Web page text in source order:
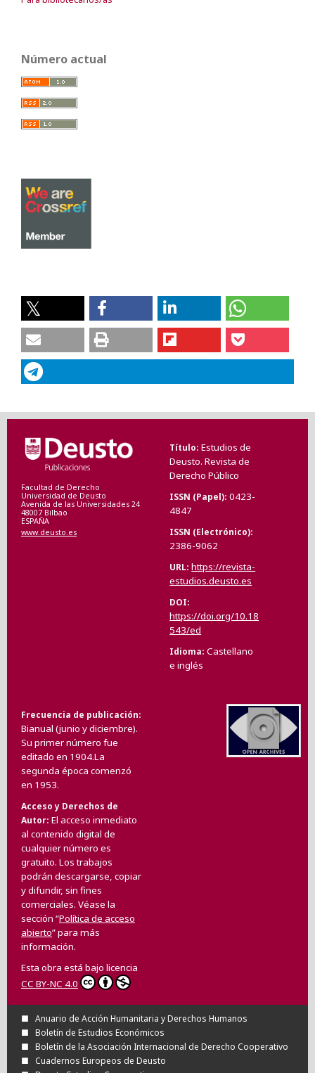
Número actual
Facultad de Derecho
Universidad de Deusto
Avenida de las Universidades 24
48007 Bilbao
ESPAÑA
www.deusto.es
Título Estudios de
Deusto. Revista de
Derecho Público
ISSN (Papel) 0423-
4847
ISSN (Electrónico)
2386-9062
URL https://revista-
estudios.deusto.es
DOI
https://doi.org/10.18
543/ed
Idioma Castellano
e inglés
Frecuencia de publicación
Bianual (junio y diciembre).
Su primer número fue
editado en 1904.La
segunda época comenzó
en 1953.
Acceso y Derechos de
Autor El acceso inmediato
al contenido digital de
cualquier número es
gratuito. Los trabajos
podrán descargarse, copiar
y difundir, sin fines
comerciales. Véase la
sección “Política de acceso
abierto” para más
información.
Esta obra está bajo licencia
CC BY-NC 4.0
Anuario de Acción Humanitaria y Derechos Humanos
Boletín de Estudios Económicos
Boletín de la Asociación Internacional de Derecho Cooperativo
Cuadernos Europeos de Deusto